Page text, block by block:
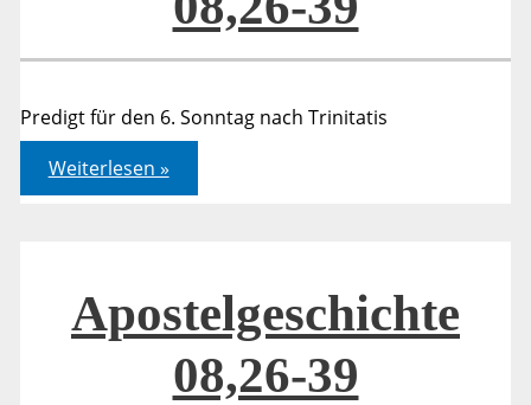
Predigt für den 6. Sonntag nach Trinitatis
Apostelgeschichte
08,26-
39
Weiterlesen »
Apostelgeschichte
08,26-39